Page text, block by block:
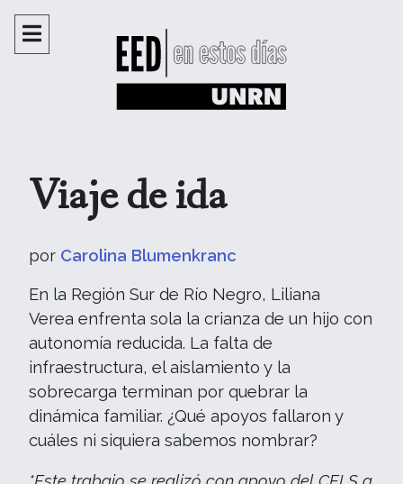
Viaje de ida
por Carolina Blumenkranc
En la Región Sur de Río Negro, Liliana
Verea enfrenta sola la crianza de un hijo con
autonomía reducida. La falta de
infraestructura, el aislamiento y la
sobrecarga terminan por quebrar la
dinámica familiar. ¿Qué apoyos fallaron y
cuáles ni siquiera sabemos nombrar?